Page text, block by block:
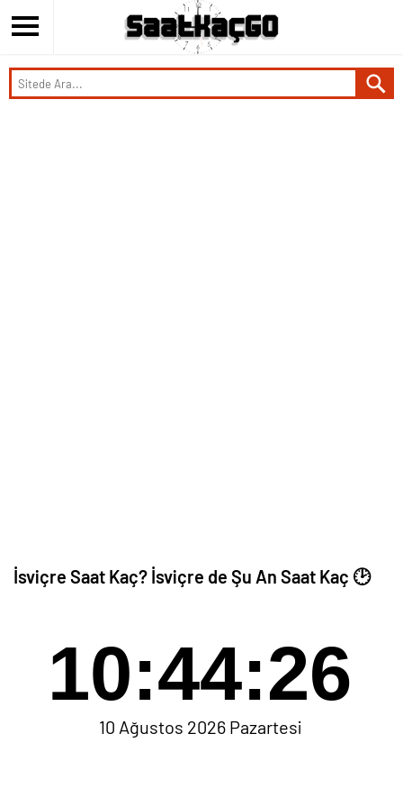
İsviçre Saat Kaç? İsviçre de Şu An Saat Kaç 🕑
10:44:26
10 Ağustos 2026 Pazartesi